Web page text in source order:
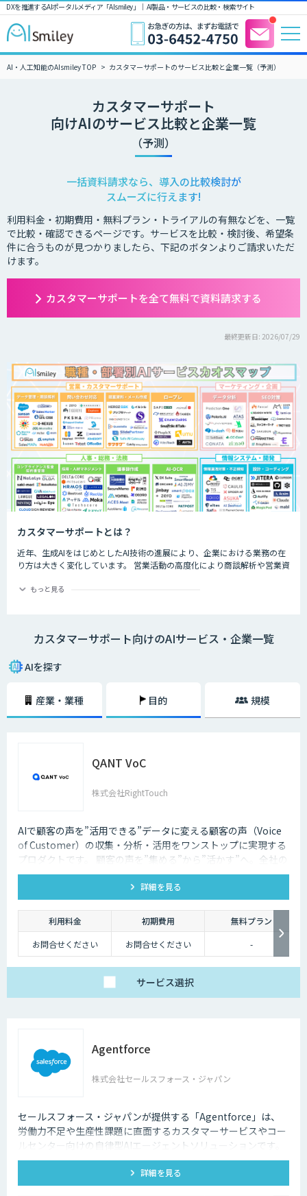
DXを推進するAIポータルメディア「AIsmiley」｜ AI製品・サービスの比較・検索サイト
AI・人工知能のAIsmiley TOP カスタマーサポートのサービス比較と企業一覧（予測）
カスタマーサポート
向けAIのサービス比較と企業一覧
（予測）
一括資料請求なら、導入の比較検討が
スムーズに行えます!
利用料金・初期費用・無料プラン・トライアルの有無などを、一覧
で比較・確認できるページです。サービスを比較・検討後、希望条
件に合うものが見つかりましたら、下記のボタンよりご請求いただ
けます。
カスタマーサポートを全て無料で資料請求する
最終更新日: 2026/07/29
カスタマーサポートとは？
近年、生成AIをはじめとしたAI技術の進展により、企業における業務の在
り方は大きく変化しています。 営業活動の高度化により商談解析や営業資
ビスや、チャットボットによる問い合わせ対応の自動化など、CS部門の効
もっと見る
カスタマーサポート向けのAIサービス・企業一覧
AIを探す
産業・業種 目的 規模
QANT VoC
株式会社RightTouch
AIで顧客の声を”活用できる”データに変える顧客の声（Voice
of Customer）の収集・分析・活用をワンストップに実現する
プロダクトです。 顧客の声を”集める”から”活かす”へ。全社の
活動へ反映することが可能になります。
詳細を見る
利用料金 初期費用
無料プラン
お問合せください
お問合せください -
サービス選択
Agentforce
株式会社セールスフォース・ジャパン
セールスフォース・ジャパンが提供する「Agentforce」は、
労働力不足や生産性課題に直面するカスタマーサービスやコー
ルセンター向けの自律型AIエージェントソリューションです。
顧客データのあるCRM上につくることで、顧客一人ひとりにパ
ーソナライズされた対応を可能にし、業務効率化と顧客体験向
上を実現します。
詳細を見る